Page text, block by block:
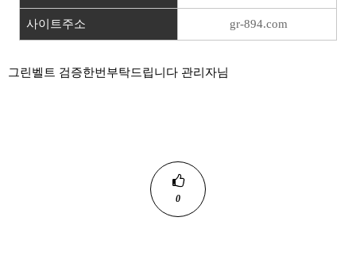
사이트주소 gr-894.com
그린벨트 검증한번부탁드립니다 관리자님
0